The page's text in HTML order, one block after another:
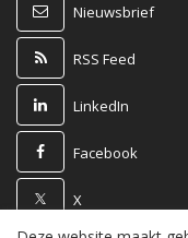
Nieuwsbrief
RSS Feed
LinkedIn
Facebook
X